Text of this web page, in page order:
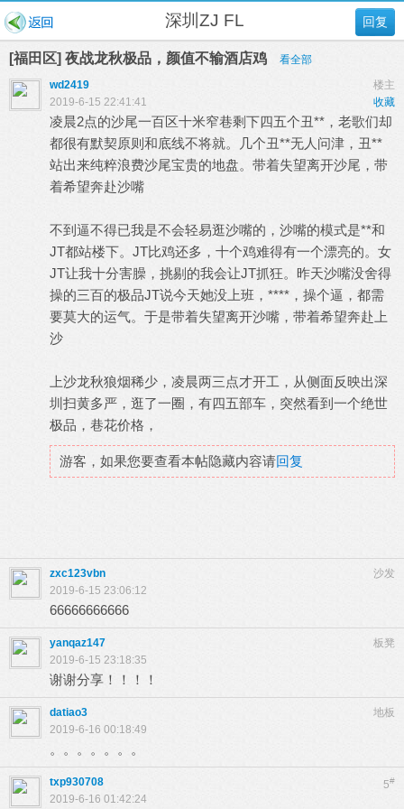
回复
深圳ZJ FL
[福田区] 夜战龙秋极品，颜值不输酒店鸡
看全部
楼主
wd2419
收藏
2019-6-15 22:41:41
凌晨2点的沙尾一百区十米窄巷剩下四五个丑**，老歌们却
都很有默契原则和底线不将就。几个丑**无人问津，丑**
站出来纯粹浪费沙尾宝贵的地盘。带着失望离开沙尾，带
着希望奔赴沙嘴
不到逼不得已我是不会轻易逛沙嘴的，沙嘴的模式是**和
JT都站楼下。JT比鸡还多，十个鸡难得有一个漂亮的。女
JT让我十分害臊，挑剔的我会让JT抓狂。昨天沙嘴没舍得
操的三百的极品JT说今天她没上班，****，操个逼，都需
要莫大的运气。于是带着失望离开沙嘴，带着希望奔赴上
沙
上沙龙秋狼烟稀少，凌晨两三点才开工，从侧面反映出深
圳扫黄多严，逛了一圈，有四五部车，突然看到一个绝世
极品，巷花价格，
游客，如果您要查看本帖隐藏内容请回复
沙发
zxc123vbn
2019-6-15 23:06:12
66666666666
板凳
yanqaz147
2019-6-15 23:18:35
谢谢分享！！！！
地板
datiao3
2019-6-16 00:18:49
。。。。。。。
5#
txp930708
2019-6-16 01:42:24